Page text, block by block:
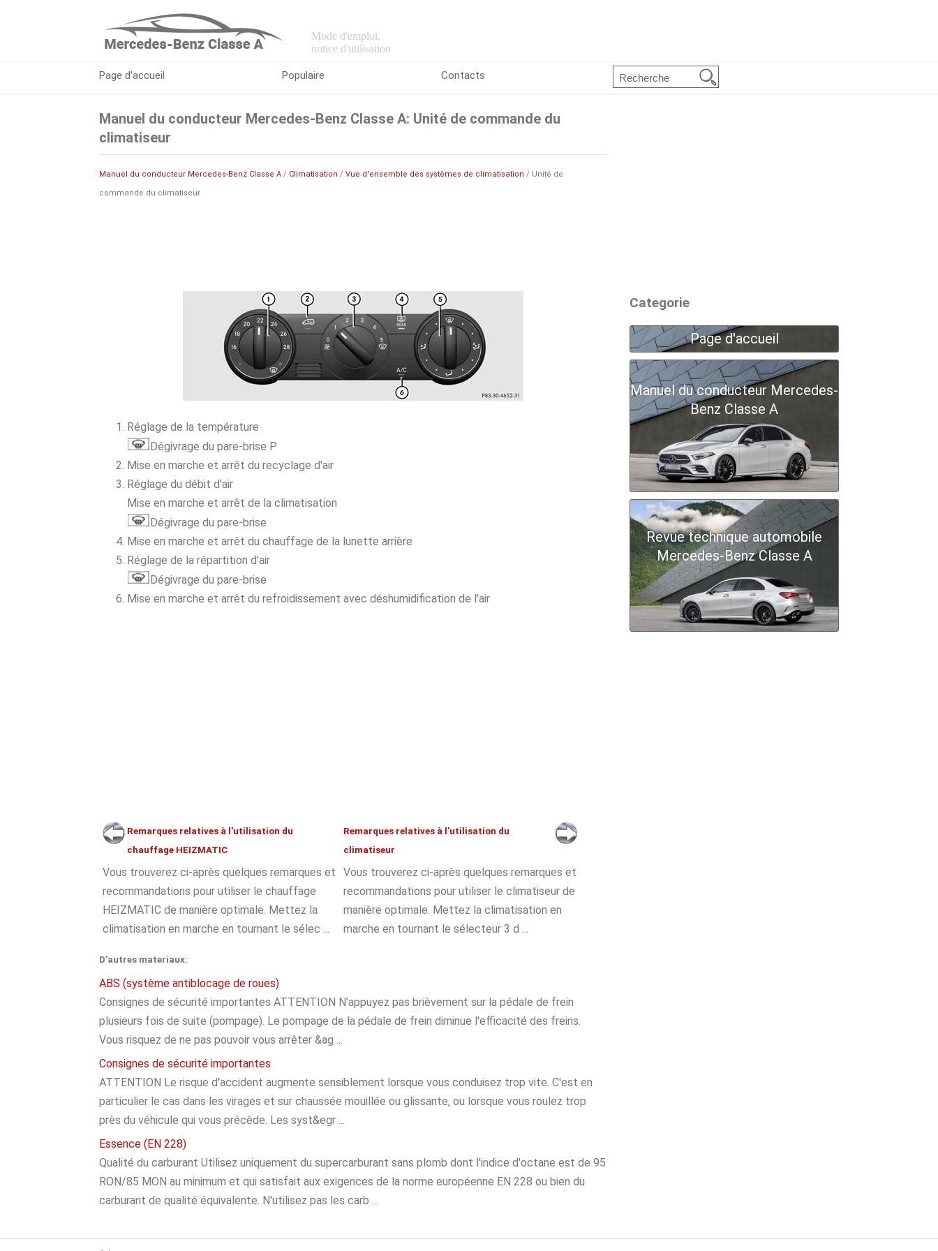
Mode d'emploi,
notice d'utilisation
Page d'accueil Populaire Contacts
Manuel du conducteur Mercedes-Benz Classe A: Unité de commande du
climatiseur
Manuel du conducteur Mercedes-Benz Classe A / Climatisation / Vue d'ensemble des systèmes de climatisation / Unité de
commande du climatiseur
Réglage de la température
Dégivrage du pare-brise P
Mise en marche et arrêt du recyclage d'air
Réglage du débit d'air
Mise en marche et arrêt de la climatisation
Dégivrage du pare-brise
Mise en marche et arrêt du chauffage de la lunette arrière
Réglage de la répartition d'air
Dégivrage du pare-brise
Mise en marche et arrêt du refroidissement avec déshumidification de l'air
Remarques relatives à l'utilisation du
chauffage HEIZMATIC
Vous trouverez ci-après quelques remarques et
recommandations pour utiliser le chauffage
HEIZMATIC de manière optimale. Mettez la
climatisation en marche en tournant le sélec ...
Remarques relatives à l'utilisation du
climatiseur
Vous trouverez ci-après quelques remarques et
recommandations pour utiliser le climatiseur de
manière optimale. Mettez la climatisation en
marche en tournant le sélecteur 3 d ...
D'autres materiaux:
ABS (système antiblocage de roues)
Consignes de sécurité importantes ATTENTION N'appuyez pas brièvement sur la pédale de frein
plusieurs fois de suite (pompage). Le pompage de la pédale de frein diminue l'efficacité des freins.
Vous risquez de ne pas pouvoir vous arrêter &ag ...
Consignes de sécurité importantes
ATTENTION Le risque d'accident augmente sensiblement lorsque vous conduisez trop vite. C'est en
particulier le cas dans les virages et sur chaussée mouillée ou glissante, ou lorsque vous roulez trop
près du véhicule qui vous précède. Les syst&egr ...
Essence (EN 228)
Qualité du carburant Utilisez uniquement du supercarburant sans plomb dont l'indice d'octane est de 95
RON/85 MON au minimum et qui satisfait aux exigences de la norme européenne EN 228 ou bien du
carburant de qualité équivalente. N'utilisez pas les carb ...
Categorie
Page d'accueil
Manuel du conducteur Mercedes-
Benz Classe A
Revue technique automobile
Mercedes-Benz Classe A